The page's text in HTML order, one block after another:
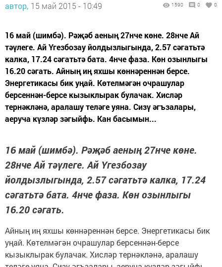
автор, 15 май 2015 - 10:49 1590 0 0
16 май (шимбә). Рәҗәб аеның 27нче көне. 28нче Ай
тәүлеге. Ай Үгезбозау йолдызлыгында, 2.57 сәгатьтә
калка, 17.24 сәгатьтә бата. 4нче фаза. Көн озынлыгы
16.20 сәгать. Айның иң яхшы көннәреннән берсе.
Энергетикасы бик уңай. Көтелмәгән очрашулар
берсеннән-берсе кызыклырак булачак. Хисләр
тернәкләнә, аралашу теләге уяна. Сизү әгъзалары,
аеруча күзләр зәгыйфь. Кан басымын...
16 май (шимбә). Рәҗәб аеның 27нче көне.
28нче Ай тәүлеге. Ай Үгезбозау
йолдызлыгында, 2.57 сәгатьтә калка, 17.24
сәгатьтә бата. 4нче фаза. Көн озынлыгы
16.20 сәгать.
Айның иң яхшы көннәреннән берсе. Энергетикасы бик
уңай. Көтелмәгән очрашулар берсеннән-берсе
кызыклырак булачак. Хисләр тернәкләнә, аралашу